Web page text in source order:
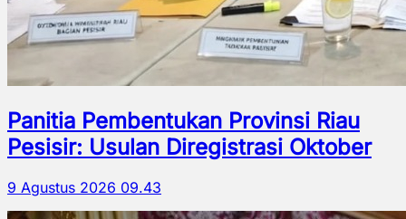
Panitia Pembentukan Provinsi Riau
Pesisir: Usulan Diregistrasi Oktober
9 Agustus 2026 09.43